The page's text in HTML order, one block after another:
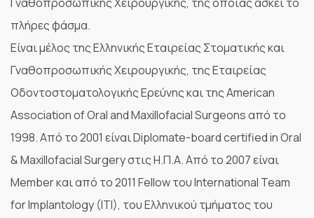
πλήρες φάσμα.
Είναι μέλος της Ελληνικής Εταιρείας Στοματικής και
Γναθοπροσωπικής Χειρουργικής, της Εταιρείας
Οδοντοστοματολογικής Ερεύνης και της American
Association of Oral and Maxillofacial Surgeons από το
1998. Από το 2001 είναι Diplomate-board certified in Oral
& Maxillofacial Surgery στις Η.Π.Α. Από το 2007 είναι
Member και από το 2011 Fellow του International Team
for Implantology (ITI), του Ελληνικού τμήματος του